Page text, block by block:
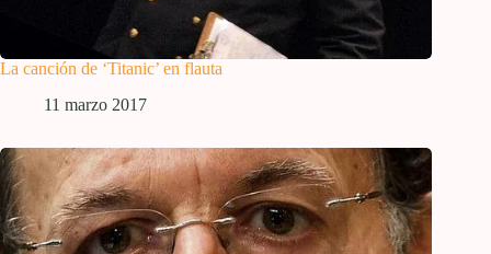
La canción de ‘Titanic’ en flauta
11 marzo 2017